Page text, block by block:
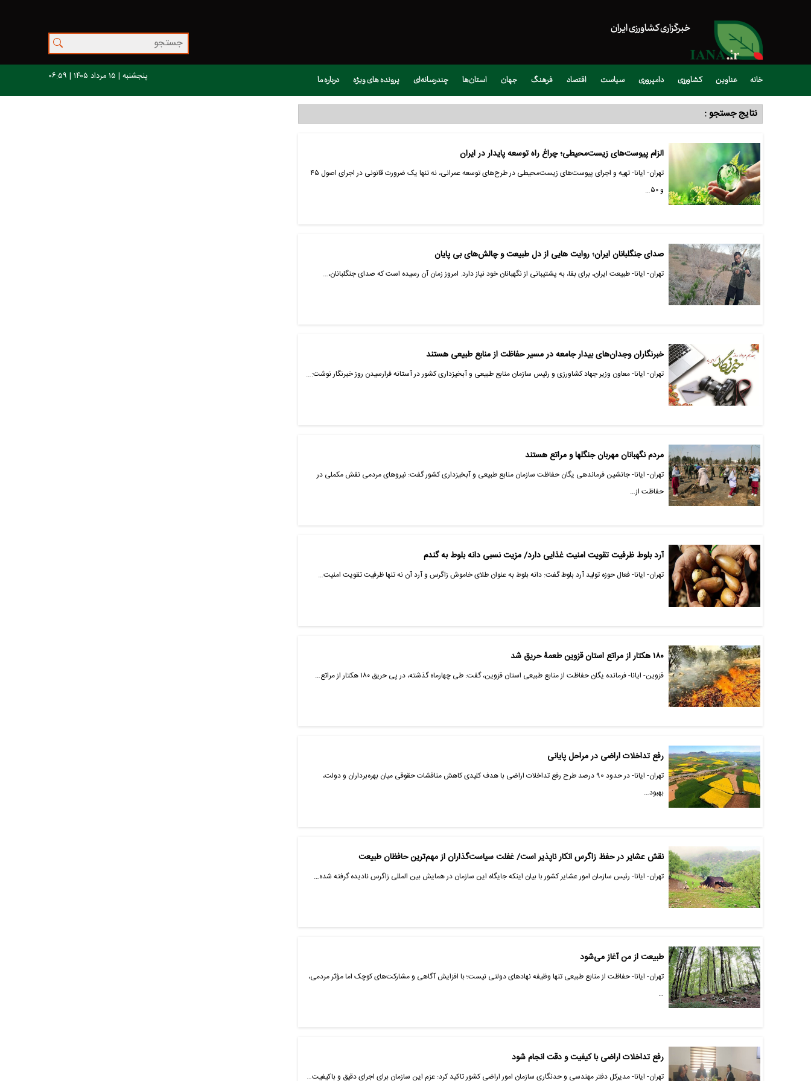
خبرگزاری کشاورزی ایران
خانه عناوین کشاورزی دامپروری سیاست اقتصاد فرهنگ جهان استان‌ها چندرسانه‌ای پرونده های ویژه درباره ما پنجشنبه | ۱۵ مرداد ۱۴۰۵ | ۰۶:۵۹
نتایج جستجو :
الزام پیوست‌های زیست‌محیطی؛ چراغ راه توسعه پایدار در ایران
تهران- ایانا- تهیه و اجرای پیوست‌های زیست‌محیطی در طرح‌های توسعه عمرانی، نه تنها یک ضرورت قانونی در اجرای اصول ۴۵
و ۵۰…
صدای جنگلبانان ایران؛ روایت هایی از دل طبیعت و چالش‌های بی پایان
تهران- ایانا- طبیعت ایران، برای بقا، به پشتیبانی از نگهبانان خود نیاز دارد. امروز زمان آن رسیده است که صدای جنگلبانان،…
خبرنگاران وجدان‌های بیدار جامعه در مسیر حفاظت از منابع طبیعی هستند
تهران- ایانا- معاون وزیر جهاد کشاورزی و رئیس سازمان منابع طبیعی و آبخیزداری کشور در آستانه فرارسیدن روز خبرنگار نوشت:…
مردم نگهبانان مهربان جنگلها و مراتع هستند
تهران- ایانا- جانشین فرماندهی یگان حفاظت سازمان منابع طبیعی و آبخیزداری کشور گفت: نیروهای مردمی نقش مکملی در
حفاظت از…
آرد بلوط ظرفیت تقویت امنیت غذایی دارد/ مزیت نسبی دانه بلوط به گندم
تهران- ایانا- فعال حوزه تولید آرد بلوط گفت: دانه بلوط به عنوان طلای خاموش زاگرس و آرد آن نه‌ تنها ظرفیت تقویت امنیت…
۱۸۰ هکتار از مراتع استان قزوین طعمۀ حریق شد
قزوین- ایانا- فرمانده یگان حفاظت از منابع طبیعی استان قزوین، گفت: طی چهارماه گذشته، در پی حریق ۱۸۰ هکتار از مراتع…
رفع تداخلات اراضی در مراحل پایانی
تهران- ایانا- در حدود 90 درصد طرح رفع تداخلات اراضی با هدف کلیدی کاهش مناقشات حقوقی میان بهره‌برداران و دولت،
بهبود…
نقش عشایر در حفظ زاگرس انکار ناپذیر است/ غفلت سیاست‌گذاران از مهم‌ترین حافظان طبیعت
تهران- ایانا- رئیس سازمان امور عشایر کشور با بیان اینکه جایگاه این سازمان در همایش بین المللی زاگرس نادیده گرفته شده…
طبیعت از من آغاز می‌شود
تهران- ایانا- حفاظت از منابع طبیعی تنها وظیفه نهادهای دولتی نیست؛ با افزایش آگاهی و مشارکت‌های کوچک اما مؤثر مردمی،
…
رفع تداخلات اراضی با کیفیت و دقت انجام شود
تهران- ایانا- مدیرکل دفتر مهندسی و حدنگاری سازمان امور اراضی کشور تاکید کرد: عزم این سازمان برای اجرای دقیق و باکیفیت…